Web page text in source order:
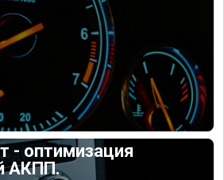
- оптимизация
АКПП.